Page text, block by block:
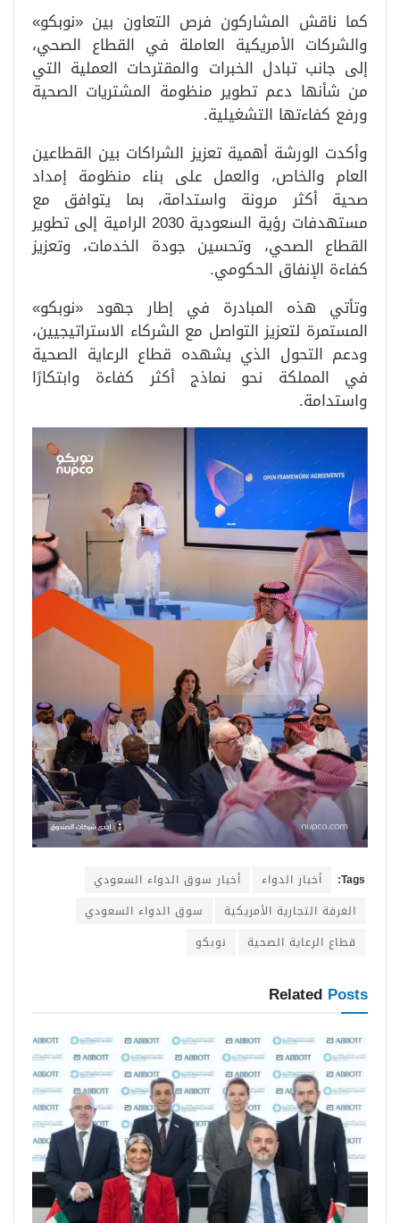
كما ناقش المشاركون فرص التعاون بين «نوبكو»
والشركات الأمريكية العاملة في القطاع الصحي،
إلى جانب تبادل الخبرات والمقترحات العملية التي
من شأنها دعم تطوير منظومة المشتريات الصحية
ورفع كفاءتها التشغيلية.
وأكدت الورشة أهمية تعزيز الشراكات بين القطاعين
العام والخاص، والعمل على بناء منظومة إمداد
صحية أكثر مرونة واستدامة، بما يتوافق مع
مستهدفات رؤية السعودية 2030 الرامية إلى تطوير
القطاع الصحي، وتحسين جودة الخدمات، وتعزيز
كفاءة الإنفاق الحكومي.
وتأتي هذه المبادرة في إطار جهود «نوبكو»
المستمرة لتعزيز التواصل مع الشركاء الاستراتيجيين،
ودعم التحول الذي يشهده قطاع الرعاية الصحية
في المملكة نحو نماذج أكثر كفاءة وابتكارًا
واستدامة.
Tags: أخبار الدواء
أخبار سوق الدواء السعودي
الغرفة التجارية الأمريكية
سوق الدواء السعودي
قطاع الرعاية الصحية
نوبكو
Related Posts